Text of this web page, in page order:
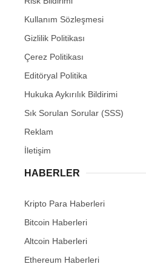
Kullanım Sözleşmesi
Gizlilik Politikası
Çerez Politikası
Editöryal Politika
Hukuka Aykırılık Bildirimi
Sık Sorulan Sorular (SSS)
Reklam
İletişim
HABERLER
Kripto Para Haberleri
Bitcoin Haberleri
Altcoin Haberleri
Ethereum Haberleri